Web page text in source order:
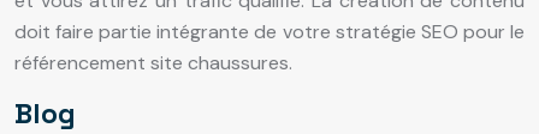
doit faire partie intégrante de votre stratégie SEO pour le
référencement site chaussures.
Blog